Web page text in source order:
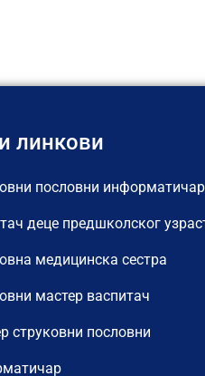
линкови
пословни информатичар
деце предшколског
медицинска сестра
мастер васпитач
струковни пословни